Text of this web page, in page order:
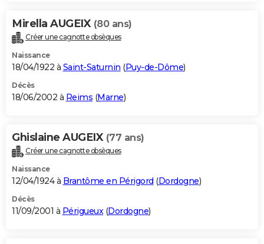
Mirella AUGEIX (80 ans)
Créer une cagnotte obsèques
Naissance
18/04/1922 à Saint-Saturnin (Puy-de-Dôme)
Décès
18/06/2002 à Reims (Marne)
Ghislaine AUGEIX (77 ans)
Créer une cagnotte obsèques
Naissance
12/04/1924 à Brantôme en Périgord (Dordogne)
Décès
11/09/2001 à Périgueux(Dordogne)